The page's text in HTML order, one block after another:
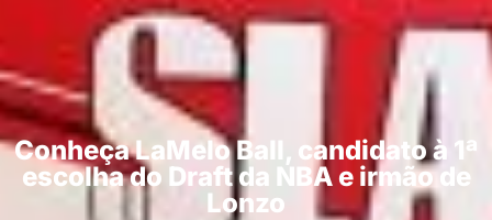
Conheça LaMelo Ball, candidato à 1ª
escolha do Draft da NBA e irmão de
Lonzo